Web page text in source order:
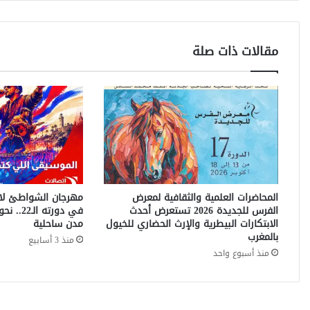
ي
و
ج
ب
س
ر
ش
ل
ل
م
ر
مقالات ذات صلة
المحاضرات العلمية والثقافية لمعرض
الفرس للجديدة 2026 تستعرض أحدث
الابتكارات البيطرية والإرث الحضاري للخيول
بالمغرب
منذ أسبوع واحد
مهرجان الشواطئ
مدن ساحلية
منذ 3 أسابيع